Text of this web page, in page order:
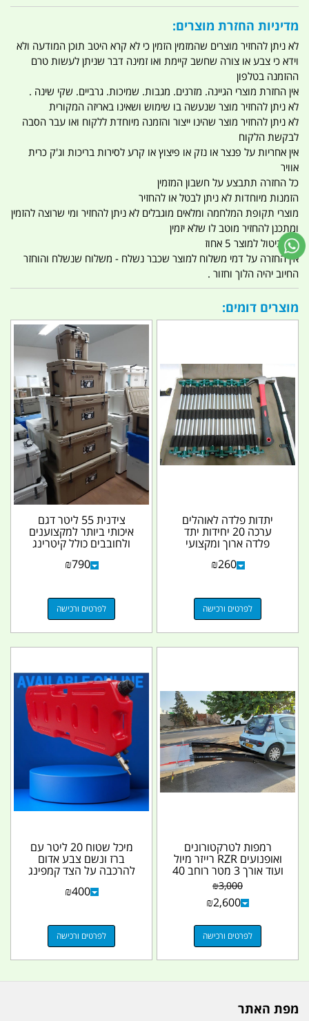
מדיניות החזרת מוצרים:
לא ניתן להחזיר מוצרים שהמזמין הזמין כי לא קרא היטב תוכן המודעה ולא
וידא כי צבע או צורה שחשב קיימת ואו זמינה דבר שניתן לעשות טרם
ההזמנה בטלפון
אין החזרת מוצרי הגיינה. מזרנים. מגבות. שמיכות. גרביים. שקי שינה .
לא ניתן להחזיר מוצר שנעשה בו שימוש ושאינו באריזה המקורית
לא ניתן להחזיר מוצר שהינו ייצור והזמנה מיוחדת ללקוח ואו עבר הסבה
לבקשת הלקוח
אין אחריות על פנצר או נזק או פיצוץ או קרע לסירות בריכות וג'ק כרית
אוויר
כל החזרה תתבצע על חשבון המזמין
הזמנות מיוחדות לא ניתן לבטל או להחזיר
מוצרי תקופת המלחמה ומלאים מוגבלים לא ניתן להחזיר ומי שרוצה להזמין
ומתכנן להחזיר מוטב לו שלא יזמין
דמי ביטול למוצר 5 אחוז
אין החזרה על דמי משלוח למוצר שכבר נשלח - משלוח שנשלח והוחזר
החיוב יהיה הלוך וחזור .
מוצרים דומים:
יתדות פלדה לאוהלים
ערכה 20 יחידות יתד
פלדה ארוך ומקצועי
במארז נרתיק כולל
פטיש...
₪260
לפרטים ורכישה
צידנית 55 ליטר דגם
איכותי ביותר למקצוענים
ולחובבים כולל קיטרינג
הטובה ביותר...
₪790
לפרטים ורכישה
רמפות לטרקטורונים
ואופנועים RZR רייזר מיול
ועוד אורך 3 מטר רוחב 40
סמ למשקל 900...₪3,000
₪2,600
לפרטים ורכישה
מיכל שטוח 20 ליטר עם
ברז ונשם צבע אדום
להרכבה על הצד קמפינג
₪400
לפרטים ורכישה
מפת האתר